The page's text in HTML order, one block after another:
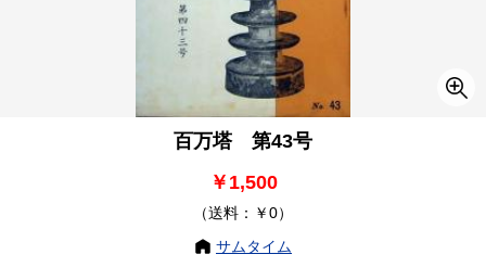
百万塔 第43号
￥1,500
（送料：￥0）
サムタイム